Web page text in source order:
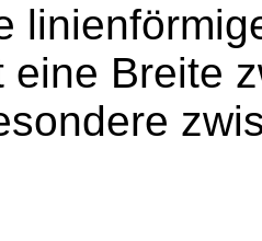
eine Breite